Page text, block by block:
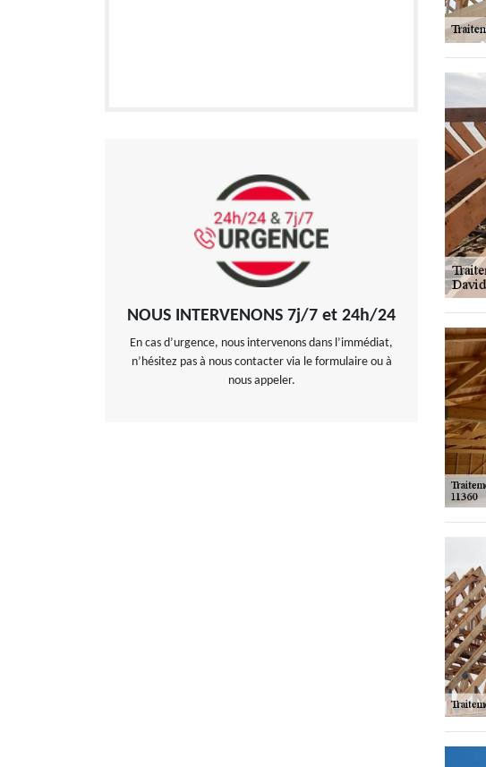
NOUS INTERVENONS 7j/7 et 24h/24
En cas d’urgence, nous intervenons dans l’immédiat,
n’hésitez pas à nous contacter via le formulaire ou à
nous appeler.